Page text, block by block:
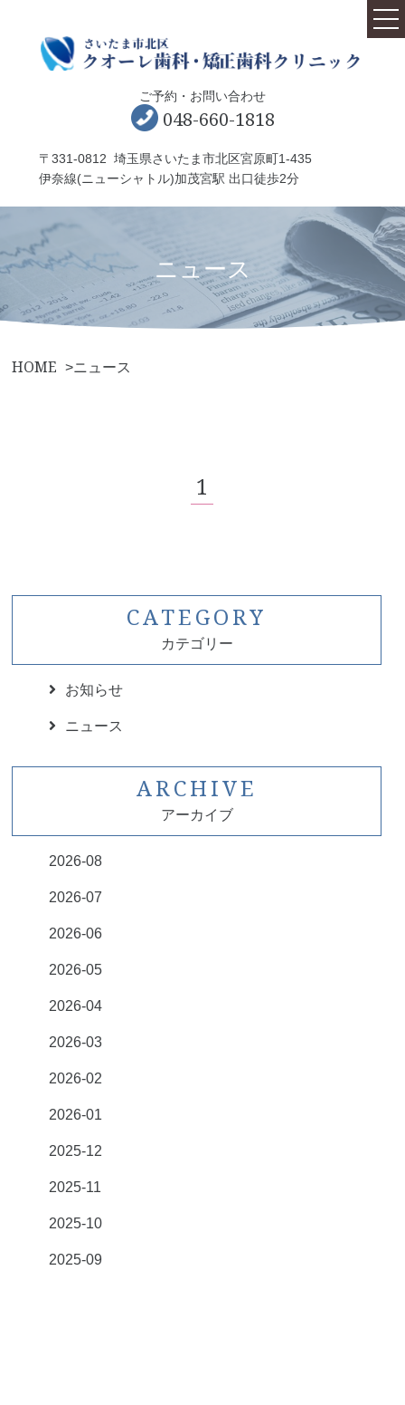
ご予約・お問い合わせ
048-660-1818
〒331-0812 埼玉県さいたま市北区宮原町1-435
伊奈線(ニューシャトル)加茂宮駅 出口徒歩2分
ホーム
クオーレ歯科について
こんなお悩み有りませんか？
よくあるご質問
ブログ
ニュース
インプラント
ニュース
HOME ニュース
1
CATEGORY
カテゴリー
お知らせ
ニュース
ARCHIVE
アーカイブ
2026-08
2026-07
2026-06
2026-05
2026-04
2026-03
2026-02
2026-01
2025-12
2025-11
2025-10
2025-09